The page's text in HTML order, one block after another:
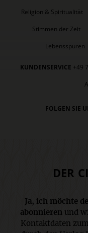
Religion & Spiritualität
Stimmen der Zeit
Lebensspuren
KUNDENSERVICE +49
FOLGEN SIE
DER
Ja, ich möchte
abonnieren und
Kontaktdaten